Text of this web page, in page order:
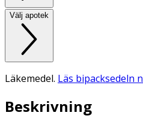
Välj apotek
Läkemedel. Läs bipacksedeln
Beskrivning